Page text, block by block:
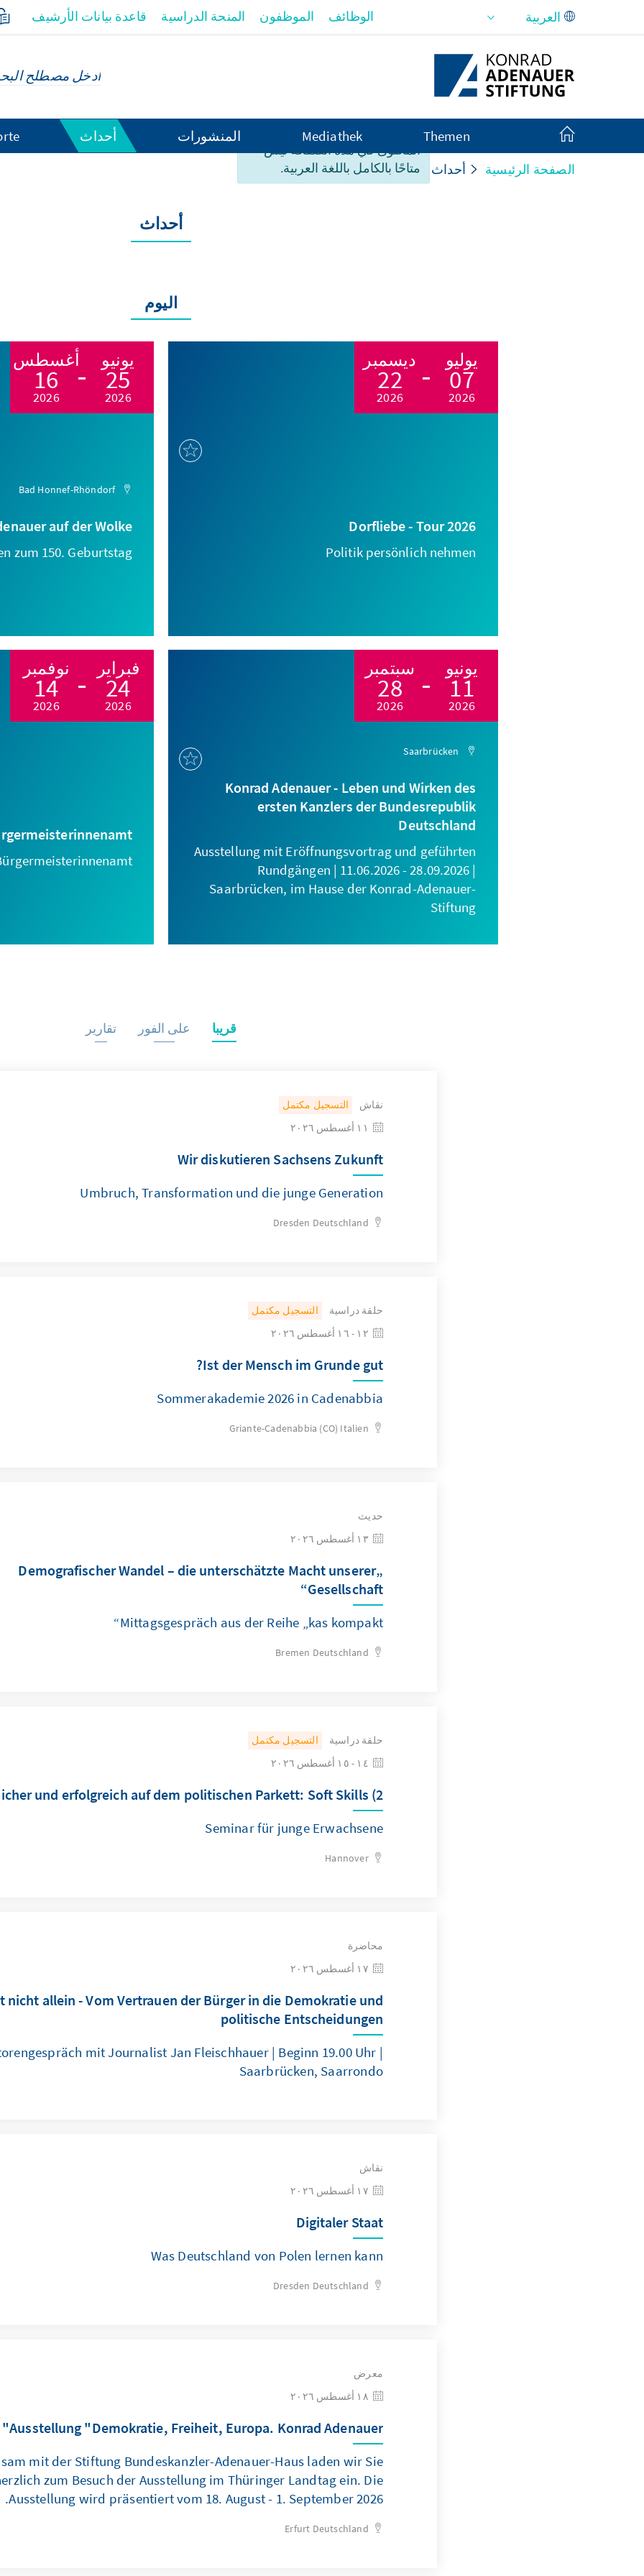
تخطي إلى المحتوى الرئيسي
المحتوى في هذه الصفحة ليس
متاحًا بالكامل باللغة العربية.
الوظائف الموظفون المنحة الدراسية قاعدة بيانات الأرشيف
Themen
Mediathek المنشورات أحداث
الصفحة الرئيسية أحداث
أحداث
اليوم
يوليو
07
2026
ديسمبر
22
2026
Dorfliebe - Tour 2026
Politik persönlich nehmen
يونيو
25
2026
أغسطس
16
2026
Bad Honnef-Rhöndorf
auf der Wolke
zum 150. Geburtstag
يونيو
11
2026
سبتمبر
28
2026
Saarbrücken
Konrad Adenauer - Leben und Wirken des
ersten Kanzlers der Bundesrepublik
Deutschland
Ausstellung mit Eröffnungsvortrag und geführten
Rundgängen | 11.06.2026 - 28.09.2026 |
Saarbrücken, im Hause der Konrad-Adenauer-
Stiftung
فبراير
24
2026
نوفمبر
14
2026
قريبا على الفور تقارير
نقاش
التسجيل مكتمل
Wir diskutieren Sachsens Zukunft
Umbruch, Transformation und die junge Generation
Dresden Deutschland
حلقة دراسية
التسجيل مكتمل
Ist der Mensch im Grunde gut?
Sommerakademie 2026 in Cadenabbia
Griante-Cadenabbia (CO) Italien
حديث
„Demografischer Wandel – die unterschätzte Macht unserer
Gesellschaft“
Mittagsgespräch aus der Reihe „kas kompakt“
Bremen Deutschland
حلقة دراسية
التسجيل مكتمل
und erfolgreich auf dem politischen Parkett: Soft Skills (2)
Seminar für junge Erwachsene
Hannover
محاضرة
nicht allein - Vom Vertrauen der Bürger in die Demokratie und
politische Entscheidungen
mit Journalist Jan Fleischhauer | Beginn 19.00 Uhr |
Saarbrücken, Saarrondo
نقاش
Digitaler Staat
Was Deutschland von Polen lernen kann
Dresden Deutschland
معرض
Ausstellung "Demokratie, Freiheit, Europa. Konrad Adenauer"
mit der Stiftung Bundeskanzler-Adenauer-Haus laden wir Sie
zum Besuch der Ausstellung im Thüringer Landtag ein. Die
Ausstellung wird präsentiert vom 18. August - 1. September 2026.
Erfurt Deutschland